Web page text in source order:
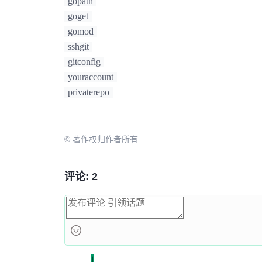
goget
gomod
sshgit
gitconfig
youraccount
privaterepo
© 著作权归作者所有
评论: 2
j